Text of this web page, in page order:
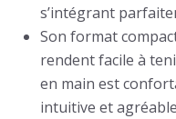
s’intégrant
Son format
rendent facile à
en main est
intuitive et